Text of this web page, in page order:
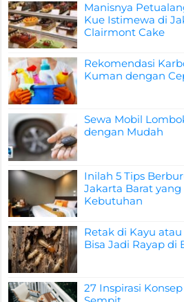
Manisnya
Kue Istimewa di
Clairmont Cake
Rekomendasi
Kuman dengan
Sewa Mobil
dengan Mudah
Inilah 5 Tips
Jakarta Barat
Kebutuhan
Retak di Kayu
Bisa Jadi Rayap di
27 Inspirasi